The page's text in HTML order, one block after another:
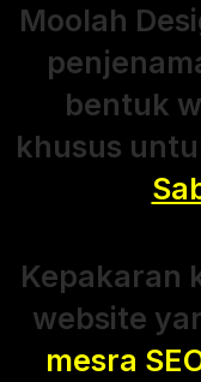
Moolah
bentuk
khusus
Kepakaran
website
mesra